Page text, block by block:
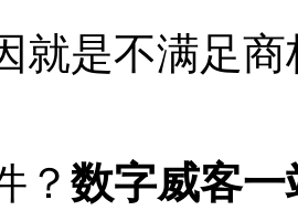
就是不满足
？ 数字威客